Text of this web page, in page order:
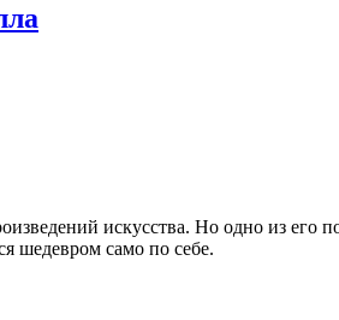
искусства. Но одно из его
шедевром само по себе.